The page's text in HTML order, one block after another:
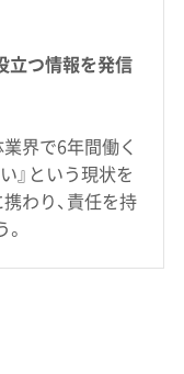
立つ情報を発信
業界で6年間働く
』という現状を
わり、責任を持